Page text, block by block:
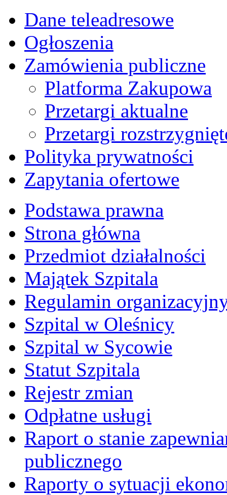
Dane teleadresowe
Ogłoszenia
Zamówienia publiczne
Platforma Zakupowa
Przetargi aktualne
Przetargi
Polityka prywatności
Zapytania ofertowe
Podstawa prawna
Strona główna
Przedmiot działalności
Majątek Szpitala
Regulamin
Szpital w Oleśnicy
Szpital w Sycowie
Statut Szpitala
Rejestr zmian
Odpłatne usługi
Raport o stanie
publicznego
Raporty o sytuacji